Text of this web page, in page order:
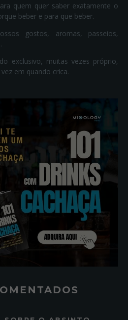
quem quer saber exatamente o
beber e para que beber.
gostos, aromas, passeios,
exclusivo, muitas vezes próprio,
em quando crica.